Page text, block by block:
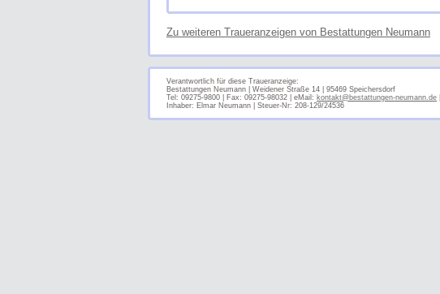
Zu weiteren Traueranzeigen von Bestattungen Neumann
Verantwortlich für diese Traueranzeige:
Bestattungen Neumann | Weidener Straße 14 | 95469 Speichersdorf
Tel: 09275-9800 | Fax: 09275-98032 | eMail: kontakt@bestattungen-neumann.de
Inhaber: Elmar Neumann | Steuer-Nr: 208-129/24536